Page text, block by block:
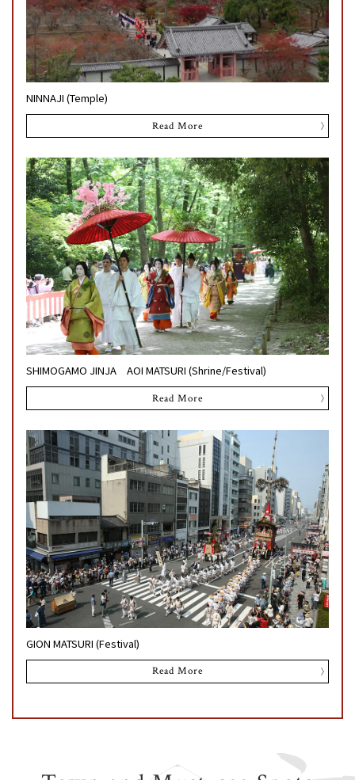
NINNAJI (Temple)
Read More
SHIMOGAMO JINJA AOI MATSURI (Shrine/Festival)
Read More
GION MATSURI (Festival)
Read More